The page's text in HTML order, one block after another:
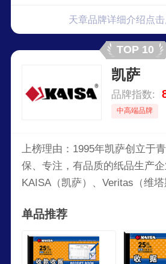
天章品牌详细介绍点
TOP 10
凯萨
品牌指数:
中高端品牌
上榜理由：1995年凯萨创立于
保、专注，有品质的纸品生产
KAISA（凯萨）、Veritas（维塔
系列品牌，主营学生练习本、笔
页本、拍纸簿以及无碳复写纸
等。
单品推荐